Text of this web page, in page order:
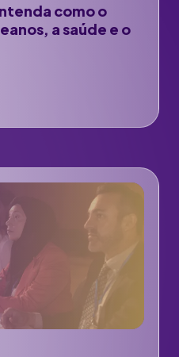
como o
a saúde e o